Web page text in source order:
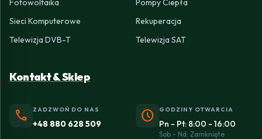
Sieci Komputerowe
Rekuperacja
Telewizja DVB-T
Telewizja SAT
Kontakt & Sklep
phone ZADZWOŃ DO NAS
+48 880 628 509 schedule GODZINY OTWARCIA
Pn - Pt: 8:00 - 16:00
Sob - Nd: Zamknięte